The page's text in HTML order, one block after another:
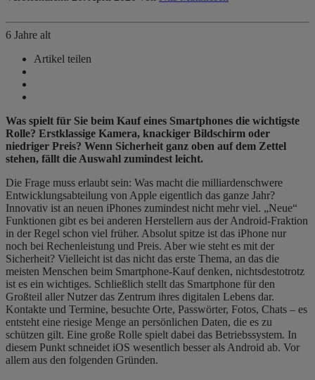
6 Jahre alt
Artikel teilen
Was spielt für Sie beim Kauf eines Smartphones die wichtigste
Rolle? Erstklassige Kamera, knackiger Bildschirm oder
niedriger Preis? Wenn Sicherheit ganz oben auf dem Zettel
stehen, fällt die Auswahl zumindest leicht.
Die Frage muss erlaubt sein: Was macht die milliardenschwere
Entwicklungsabteilung von Apple eigentlich das ganze Jahr?
Innovativ ist an neuen iPhones zumindest nicht mehr viel. „Neue“
Funktionen gibt es bei anderen Herstellern aus der Android-Fraktion
in der Regel schon viel früher. Absolut spitze ist das iPhone nur
noch bei Rechenleistung und Preis. Aber wie steht es mit der
Sicherheit? Vielleicht ist das nicht das erste Thema, an das die
meisten Menschen beim Smartphone-Kauf denken, nichtsdestotrotz
ist es ein wichtiges. Schließlich stellt das Smartphone für den
Großteil aller Nutzer das Zentrum ihres digitalen Lebens dar.
Kontakte und Termine, besuchte Orte, Passwörter, Fotos, Chats – es
entsteht eine riesige Menge an persönlichen Daten, die es zu
schützen gilt. Eine große Rolle spielt dabei das Betriebssystem. In
diesem Punkt schneidet iOS wesentlich besser als Android ab. Vor
allem aus den folgenden Gründen.